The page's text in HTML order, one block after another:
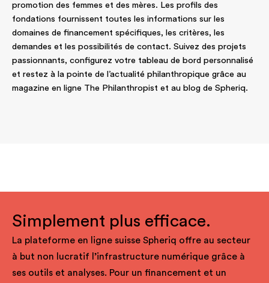
promotion des femmes et des mères. Les profils des
fondations fournissent toutes les informations sur les
domaines de financement spécifiques, les critères, les
demandes et les possibilités de contact. Suivez des projets
passionnants, configurez votre tableau de bord personnalisé
et restez à la pointe de l’actualité philanthropique grâce au
magazine en ligne The Philanthropist et au blog de Spheriq.
Simplement plus efficace.
La plateforme en ligne suisse Spheriq offre au secteur
à but non lucratif l’infrastructure numérique grâce à
ses outils et analyses. Pour un financement et un